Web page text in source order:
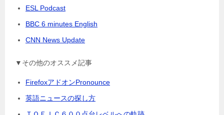
ESL Podcast
BBC 6 minutes English
CNN News Update
▼その他のオススメ記事
FirefoxアドオンPronounce
英語ニュースの探し方